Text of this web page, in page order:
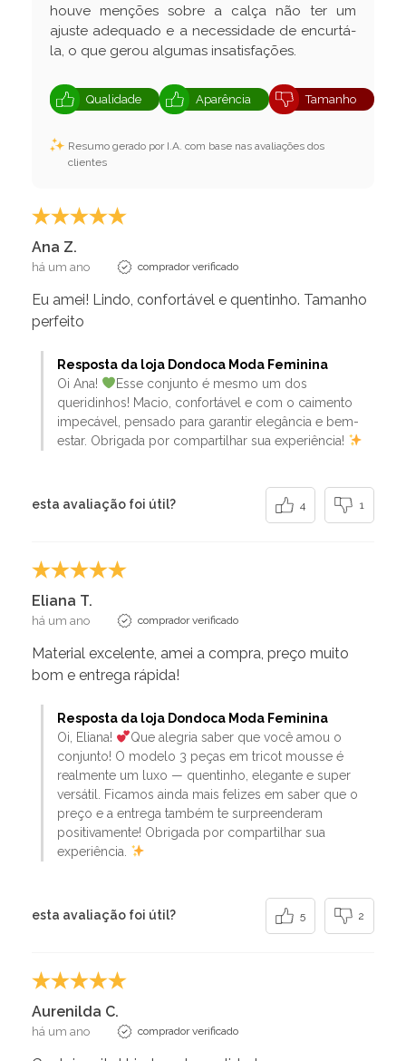
houve menções sobre a calça não ter um
ajuste adequado e a necessidade de encurtá-
la, o que gerou algumas insatisfações.
Qualidade Aparência Tamanho
Resumo gerado por I.A. com base nas avaliações dos
clientes
Ana Z.
há um ano comprador verificado
Eu amei! Lindo, confortável e quentinho. Tamanho
perfeito
Resposta da loja Dondoca Moda Feminina
Oi Ana!
Esse conjunto é mesmo um dos
queridinhos! Macio, confortável e com o caimento
impecável, pensado para garantir elegância e bem-
estar. Obrigada por compartilhar sua experiência!
esta avaliação foi útil? 4 1
Eliana T.
há um ano comprador verificado
Material excelente, amei a compra, preço muito
bom e entrega rápida!
Resposta da loja Dondoca Moda Feminina
Oi, Eliana!
Que alegria saber que você amou o
conjunto! O modelo 3 peças em tricot mousse é
realmente um luxo — quentinho, elegante e super
versátil. Ficamos ainda mais felizes em saber que o
preço e a entrega também te surpreenderam
positivamente! Obrigada por compartilhar sua
experiência.
esta avaliação foi útil? 5 2
Aurenilda C.
há um ano comprador verificado